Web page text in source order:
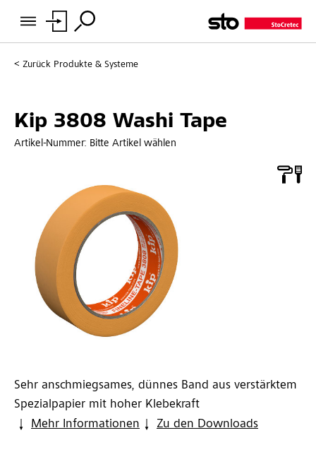
Zurück Produkte & Systeme
Kip 3808 Washi Tape
Artikel-Nummer: Bitte Artikel wählen
Sehr anschmiegsames, dünnes Band aus verstärktem
Spezialpapier mit hoher Klebekraft
Mehr Informationen
Zu den Downloads